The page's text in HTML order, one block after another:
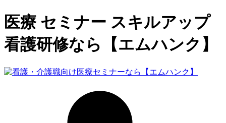
医療 セミナー スキルアップ
看護研修なら【エムハンク】